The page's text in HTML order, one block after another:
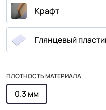
Крафт
Глянцевый
ПЛОТНОСТЬ МАТЕРИАЛА
0.3 мм